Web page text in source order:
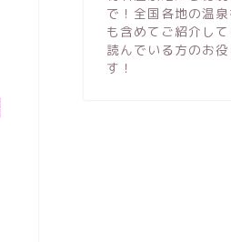
で！全国各地の温
も含めてご紹介し
読んでいる方のお
す！